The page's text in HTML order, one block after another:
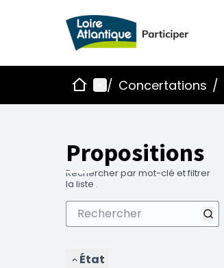
AccueilMenu principal
/ Concertations /
Propositions
Rechercher par mot-clé et filtrer
la liste .
État